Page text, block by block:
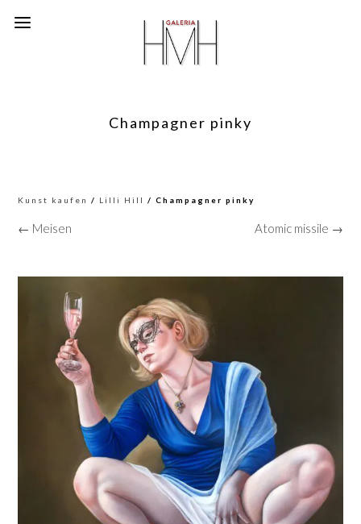
Champagner pinky
Kunst kaufen / Lilli Hill / Champagner pinky
← Meisen Atomic missile →